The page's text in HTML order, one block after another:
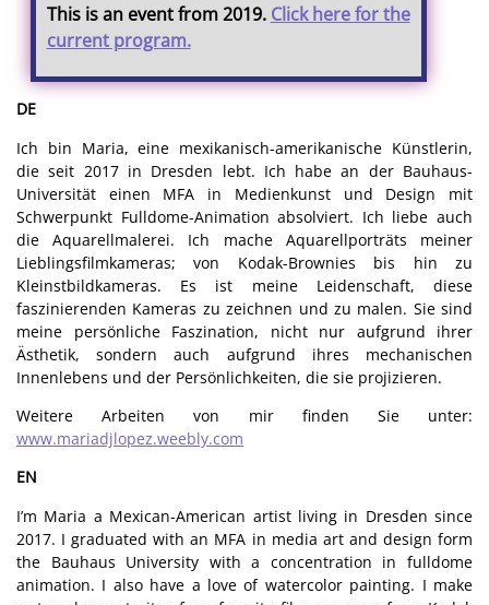
This is an event from 2019. Click here for the
current program.
DE
Ich bin Maria, eine mexikanisch-amerikanische Künstlerin,
die seit 2017 in Dresden lebt. Ich habe an der Bauhaus-
Universität einen MFA in Medienkunst und Design mit
Schwerpunkt Fulldome-Animation absolviert. Ich liebe auch
die Aquarellmalerei. Ich mache Aquarellporträts meiner
Lieblingsfilmkameras; von Kodak-Brownies bis hin zu
Kleinstbildkameras. Es ist meine Leidenschaft, diese
faszinierenden Kameras zu zeichnen und zu malen. Sie sind
meine persönliche Faszination, nicht nur aufgrund ihrer
Ästhetik, sondern auch aufgrund ihres mechanischen
Innenlebens und der Persönlichkeiten, die sie projizieren.
Weitere Arbeiten von mir finden Sie unter:
www.mariadjlopez.weebly.com
EN
I’m Maria a Mexican-American artist living in Dresden since
2017. I graduated with an MFA in media art and design form
the Bauhaus University with a concentration in fulldome
animation. I also have a love of watercolor painting. I make